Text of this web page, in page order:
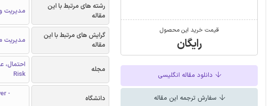
قیمت خرید این محصول
رایگان
دانلود مقاله انگلیسی
سفارش ترجمه این مقاله
رشته های مرتبط با این
مقاله
مدیریت
گرایش های مرتبط با این
مقاله
مدیریت
مجله
Risk
دانشگاه
-